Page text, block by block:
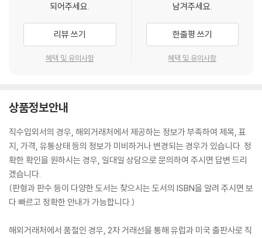
되어주세요.
리뷰 쓰기
혜택 및 유의사항
남겨주세요.
한줄평 쓰기
혜택 및 유의사항
상품정보안내
직수입외서의 경우, 해외거래처에서 제공하는 정보가 부족하여 제목, 표
지, 가격, 유통상태 등의 정보가 미비하거나 변경되는 경우가 있습니다. 정
확한 확인을 원하시는 경우, 일대일 상담으로 문의하여 주시면 답변 드리
겠습니다.
(판형과 판수 등이 다양한 도서는 찾으시는 도서의 ISBN을 알려 주시면 보
다 빠르고 정확한 안내가 가능합니다.)
해외거래처에서 품절인 경우, 2차 거래선을 통해 유럽과 미국 출판사로 직